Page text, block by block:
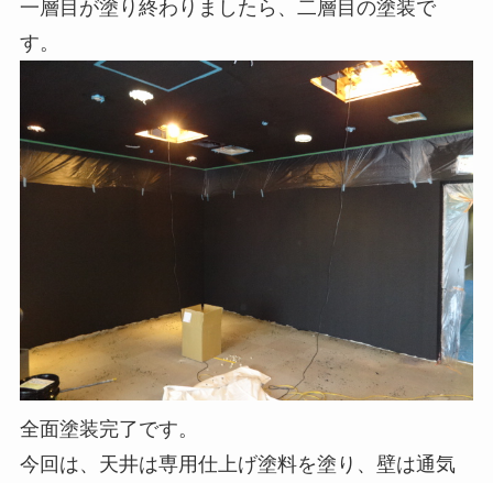
一層目が塗り終わりましたら、二層目の塗装で
す。
全面塗装完了です。
今回は、天井は専用仕上げ塗料を塗り、壁は通気